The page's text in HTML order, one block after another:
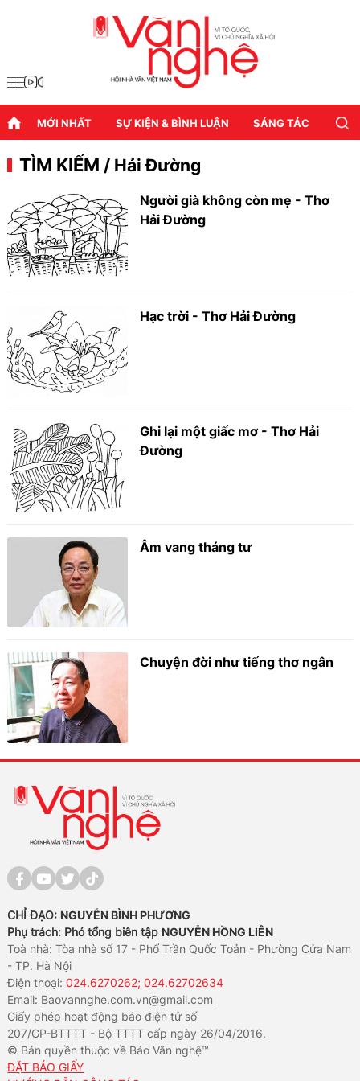
MỚI NHẤT SỰ KIỆN & BÌNH LUẬN SÁNG TÁC
TÌM KIẾM / Hải Đường
Người già không còn mẹ - Thơ
Hải Đường
Hạc trời - Thơ Hải Đường
Ghi lại một giấc mơ - Thơ Hải
Đường
Âm vang tháng tư
Chuyện đời như tiếng thơ ngân
CHỈ ĐẠO: NGUYỄN BÌNH PHƯƠNG
Phụ trách: Phó tổng biên tập NGUYỄN HỒNG LIÊN
Toà nhà: Tòa nhà số 17 - Phố Trần Quốc Toản - Phường Cửa Nam
- TP. Hà Nội
Điện thoại:024.6270262; 024.62702634
Email: Baovannghe.com.vn@gmail.com
Giấy phép hoạt động báo điện tử số
207/GP-BTTTT - Bộ TTTT cấp ngày 26/04/2016.
© Bản quyền thuộc về Báo Văn nghệ™
ĐẶT BÁO GIẤY